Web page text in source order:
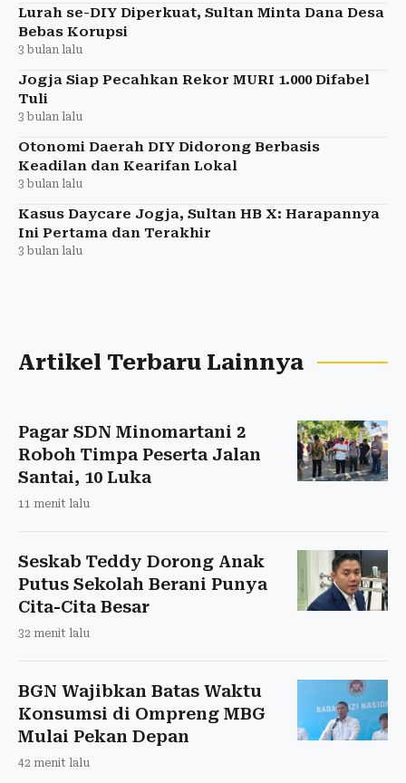
Lurah se-DIY Diperkuat, Sultan Minta Dana Desa
Bebas Korupsi
3 bulan lalu
Jogja Siap Pecahkan Rekor MURI 1.000 Difabel
Tuli
3 bulan lalu
Otonomi Daerah DIY Didorong Berbasis
Keadilan dan Kearifan Lokal
3 bulan lalu
Kasus Daycare Jogja, Sultan HB X: Harapannya
Ini Pertama dan Terakhir
3 bulan lalu
Artikel Terbaru Lainnya
Pagar SDN Minomartani 2
Roboh Timpa Peserta Jalan
Santai, 10 Luka
11 menit lalu
Seskab Teddy Dorong Anak
Putus Sekolah Berani Punya
Cita-Cita Besar
32 menit lalu
BGN Wajibkan Batas Waktu
Konsumsi di Ompreng MBG
Mulai Pekan Depan
42 menit lalu